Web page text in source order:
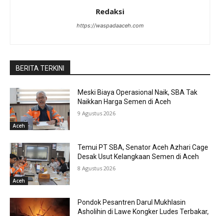
Redaksi
https://waspadaaceh.com
BERITA TERKINI
Aceh
Meski Biaya Operasional Naik, SBA Tak
Naikkan Harga Semen di Aceh
9 Agustus 2026
Aceh
Temui PT SBA, Senator Aceh Azhari Cage
Desak Usut Kelangkaan Semen di Aceh
8 Agustus 2026
Pondok Pesantren Darul Mukhlasin
Asholihin di Lawe Kongker Ludes Terbakar,